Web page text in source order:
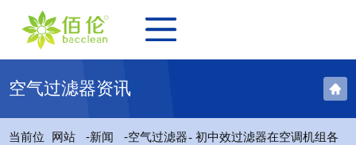
空气过滤器资讯
当前位
网站
-新闻
-空气过滤器- 初中效过滤器在空调机组各